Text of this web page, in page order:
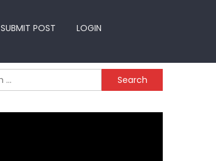
SUBMIT POST
LOGIN